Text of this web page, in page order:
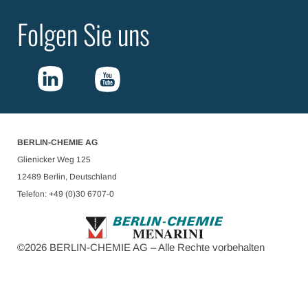
Folgen Sie uns
BERLIN-CHEMIE AG
Glienicker Weg 125
12489 Berlin, Deutschland
Telefon: +49 (0)30 6707-0
©2026 BERLIN-CHEMIE AG – Alle Rechte vorbehalten